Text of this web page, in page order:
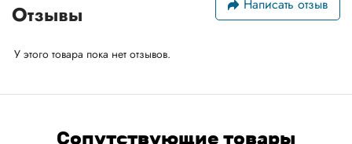
Отзывы Написать отзыв
У этого товара пока нет отзывов.
Сопутствующие товары